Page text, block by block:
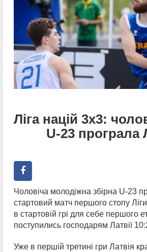
Ліга націй 3х3:
U-23 програла
Чоловіча молодіжна збірна U-23
стартовий матч першого стопу
в стартовій грі для себе першого
поступились господарям Латвії
Уже в першій третині гри Латвія